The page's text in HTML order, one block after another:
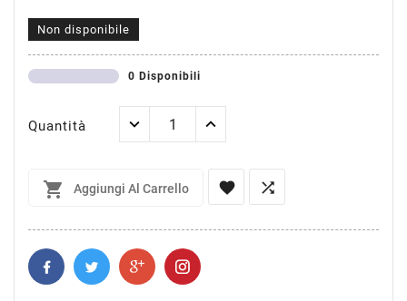
Non disponibile
0 Disponibili
Quantità
 Aggiungi Al Carrello  